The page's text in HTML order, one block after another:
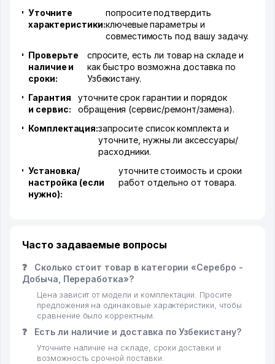
Уточните
характеристики:
попросите подтвердить
ключевые параметры и
совместимость под вашу задачу.
Проверьте
наличие и
сроки:
спросите, есть ли товар на складе и
как быстро возможна доставка по
Узбекистану.
Гарантия
и сервис:
уточните срок гарантии и порядок
обращения (сервис/ремонт/замена).
Комплектация:запросите список комплекта и
уточните, нужны ли аксессуары/
расходники.
Установка/
настройка (если
нужно):
уточните стоимость и сроки
работ отдельно от товара.
Часто задаваемые вопросы
❓
Сколько стоит товар в категории «Серебро -
Добыча, Переработка»?
Цена зависит от модели и комплектации. Просите
предложения на одинаковые характеристики, чтобы
сравнение было корректным.
❓ Есть ли наличие и доставка по Узбекистану?
Уточните наличие на складе, сроки доставки и
возможность срочной поставки.